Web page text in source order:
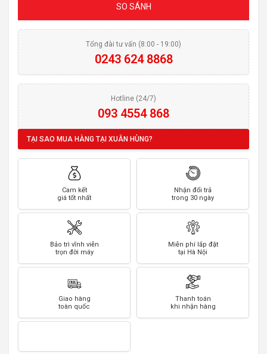
SO SÁNH
Tổng đài tư vấn (8:00 - 19:00)
0243 624 8868
Hotline (24/7)
093 4554 868
TẠI SAO MUA HÀNG TẠI XUÂN HÙNG?
Cam kết
giá tốt nhất
Nhận đổi trả
trong 30 ngày
Bảo trì vĩnh viễn
trọn đời máy
Miễn phí lắp đặt
tại Hà Nội
Giao hàng
toàn quốc
Thanh toán
khi nhận hàng